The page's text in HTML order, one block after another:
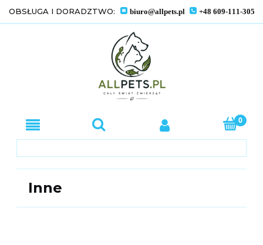
OBSŁUGA I DORADZTWO: biuro@allpets.pl +48 609-111-305
Inne